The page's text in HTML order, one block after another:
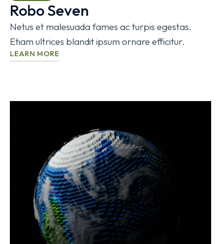
Robo Seven
Netus et malesuada fames ac turpis egestas.
Etiam ultrices blandit ipsum ornare efficitur.
LEARN MORE